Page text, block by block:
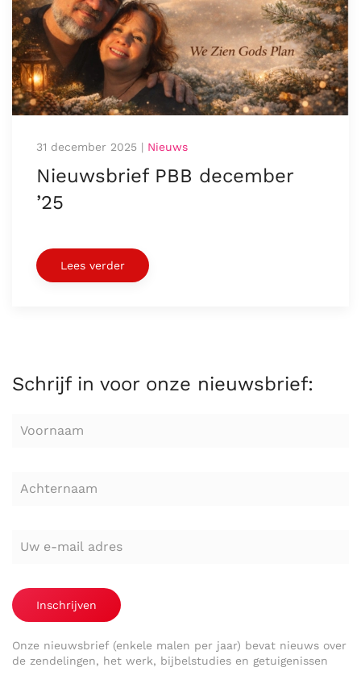
31 december 2025 | Nieuws
Nieuwsbrief PBB december
’25
Lees verder
Schrijf in voor onze nieuwsbrief:
Inschrijven
Onze nieuwsbrief (enkele malen per jaar) bevat nieuws over
de zendelingen, het werk, bijbelstudies en getuigenissen